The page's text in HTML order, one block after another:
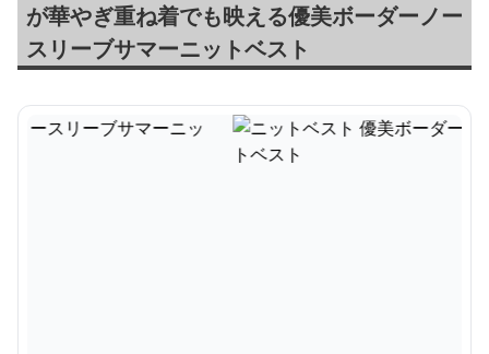
が華やぎ重ね着でも映える優美ボーダーノー
スリーブサマーニットベスト